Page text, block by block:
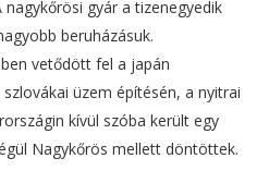
gyár a tizenegyedik
beruházásuk.
vetődött fel a japán
üzem építésén, a nyitrai
kívül szóba került egy
Nagykőrös mellett döntöttek.